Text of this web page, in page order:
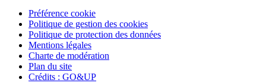
Préférence cookie
Politique de gestion des cookies
Politique de protection des données
Mentions légales
Charte de modération
Plan du site
Crédits : GO&UP